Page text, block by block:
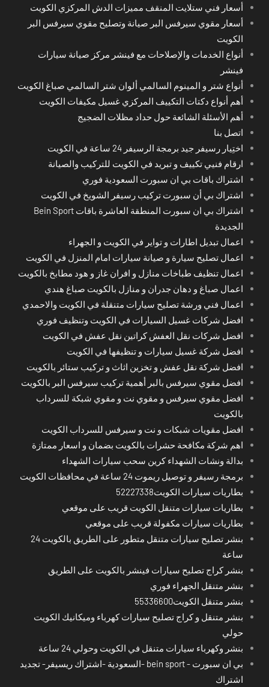
أسعار فني ستلايت المنقف مميزات الدش المركزي الكويت
أسعار مقوي سيرفس البر صيانة وتصليح مقوي سيرفس البر
الكويت
أنواع الخدمات والإصلاحات مع فينشر مركز صيانة سيارات
فينشر
أنواع شتر و المينوم السالمي ألوان شتر السالمي صباغ الكويت
أهم أنواع دكتات التكييف المركزي غسيل مكيفات الكويت
أهم الأسئلة الشائعة حول حداد مظلات الضجيج
اتصل بنا
اختِيار رسيفر جيد برمجة الرسيفر 24 ساعة في الكويت
ارقام فنيي تكييف و تبريد في الكويت للتركيب والصيانة
اشتراك باقات بي ان سبورت السعودية فوري
اشتراك بي أن سبورت تركيب رسيفر الشويخ في الكويت
اشتراك بي ان سبورت المنطقة العاشرة باقات Bein Sport
الجديدة
اعمال تبديل اطارات و تواير في الكويت و الجهراء
اعمال تصليح سيارة و صيانة سيارات امام المنزل في الكويت
اعمال تنظيف طباخات منازل و افران غاز و هود مطابخ بالكويت
اعمال صباغ و دهان جدران و منازل بالكويت صباغ هندي
اعمال فني ورشة تصليح سيارات متنقلة في الكويت والاحمدي
افضل شركات غسيل السيارات في الكويت وتنظيف فوري
افضل شركات نقل العفش كراتين نقل عفش في الكويت
افضل شركة غسيل سيارات و تنظيفها في الكويت
افضل شركة نقل عفش و تخزين اثاث و تركيب ستائر بالكويت
افضل مقوي سيرفس بالبر أهمية تركيب سيرفس البر بالكويت
افضل مقوي سيرفس و مقوي نت و مقوي شبكة للسرداب
بالكويت
افضل مقويات شبكات و نت و سيرفس للسرداب الكويت
اهم شركة مكافحة حشرات بالكويت بضمان و اسعار ممتازة
بدالة ونشات الشهداء كرين سحب سيارات الشهداء
برمجة رسيفر و توصيل ريموت 24 ساعة في محافظات الكويت
بطاريات سيارات الكويت52227338
بطاريات سيارات متنقل الكويت قريب على موقعي
بطاريات سيارات مكفولة قريب على موقعي
بنشر تصليح سيارات متنقل متطور على الطريق بالكويت 24
ساعة
بنشر كراج تصليح سيارات فينشر بالكويت على الطريق
بنشر متنقل الجهراء فوري
بنشر متنقل الكويت55336600
بنشر متنقل و كراج تصليح سيارات كهرباء وميكانيك الكويت
حولي
بنشر وكهرباء سيارات متنقل في الكويت وحولي 24 ساعة
بي ان سبورت - bein sport -السعودية -اشتراك ريسيفر- تجديد
اشتراك